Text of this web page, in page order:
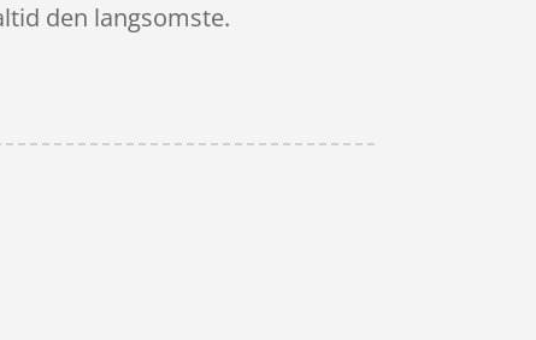
den langsomste.